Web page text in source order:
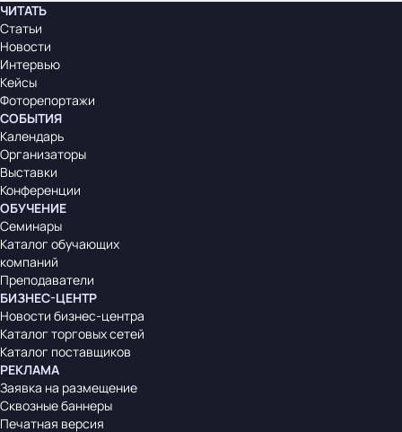
ЧИТАТЬ
Статьи
Новости
Интервью
Кейсы
Фоторепортажи
СОБЫТИЯ
Календарь
Организаторы
Выставки
Конференции
ОБУЧЕНИЕ
Семинары
Каталог обучающих
компаний
Преподаватели
БИЗНЕС-ЦЕНТР
Новости бизнес-центра
Каталог торговых сетей
Каталог поставщиков
РЕКЛАМА
Заявка на размещение
Сквозные баннеры
Печатная версия